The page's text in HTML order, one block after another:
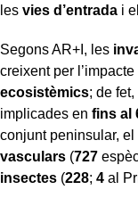
les vies d’entrada i
Segons AR+I, les
creixent per
ecosistèmics; de
implicades en fins al
conjunt peninsular,
vasculars (727
insectes (228; 4 al